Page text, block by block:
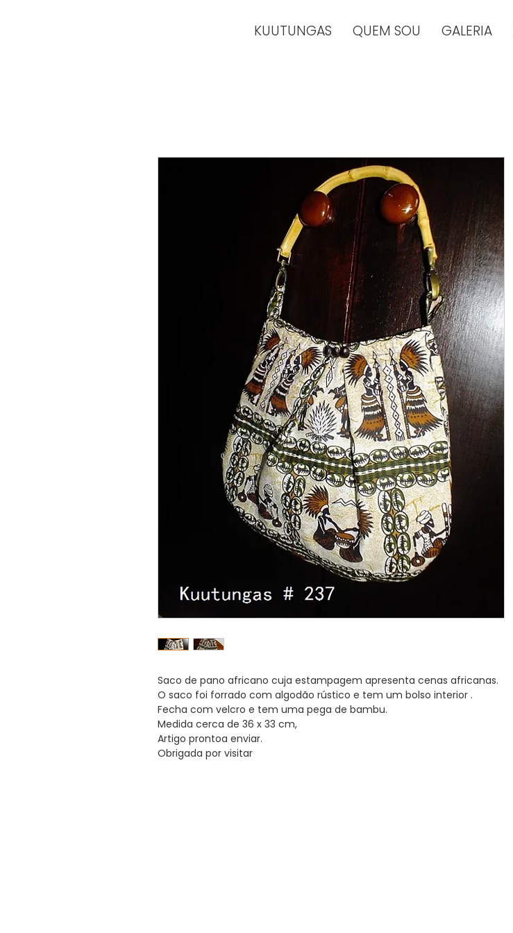
KUUTUNGAS QUEM SOU GALERIA
Saco de pano africano cuja estampagem apresenta cenas africanas.
O saco foi forrado com algodão rústico e tem um bolso interior .
Fecha com velcro e tem uma pega de bambu.
Medida cerca de 36 x 33 cm,
Artigo prontoa enviar.
Obrigada por visitar